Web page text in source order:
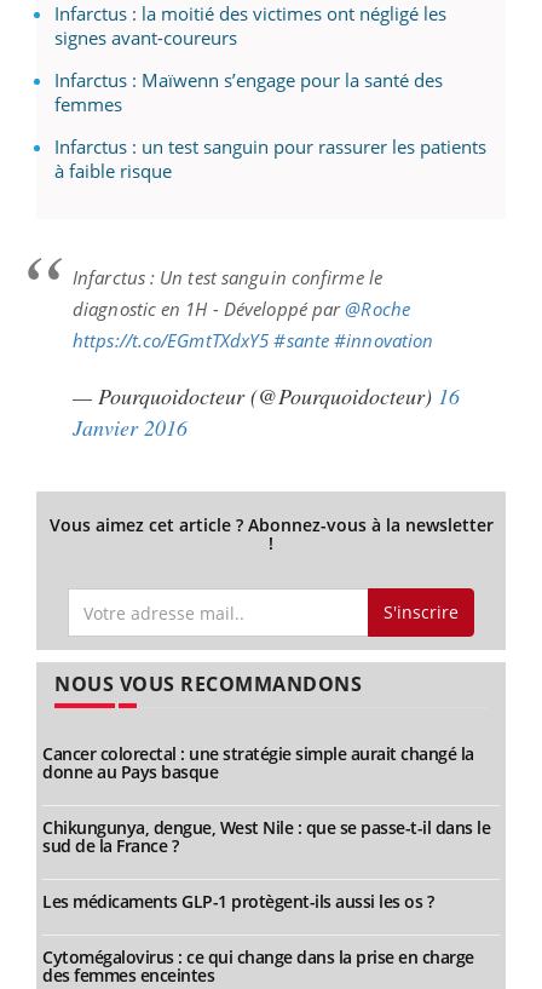
Infarctus : la moitié des victimes ont négligé les
signes avant-coureurs
Infarctus : Maïwenn s’engage pour la santé des
femmes
Infarctus : un test sanguin pour rassurer les patients
à faible risque
Infarctus : Un test sanguin confirme le
diagnostic en 1H - Développé par@Roche
https://t.co/EGmtTXdxY5 #sante #innovation
— Pourquoidocteur (@Pourquoidocteur) 16
Janvier 2016
Vous aimez cet article ? Abonnez-vous à la newsletter
!
S'inscrire
NOUS VOUS RECOMMANDONS
Cancer colorectal : une stratégie simple aurait changé la
donne au Pays basque
Chikungunya, dengue, West Nile : que se passe-t-il dans le
sud de la France ?
Les médicaments GLP-1 protègent-ils aussi les os ?
Cytomégalovirus : ce qui change dans la prise en charge
des femmes enceintes